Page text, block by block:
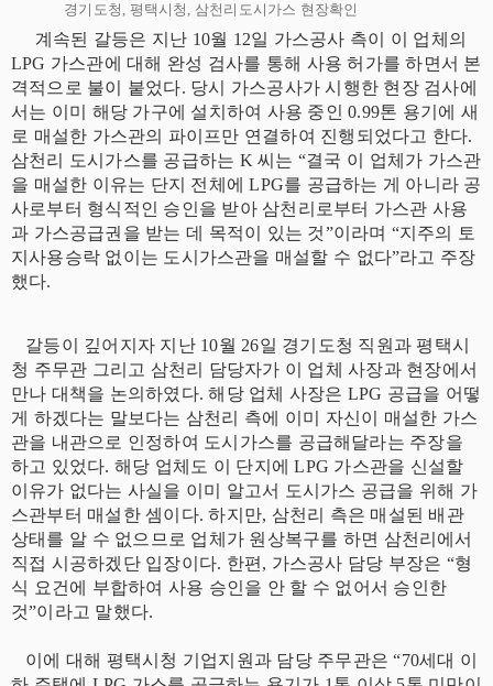
경기도청, 평택시청, 삼천리도시가스 현장확인
계속된 갈등은 지난 10월 12일 가스공사 측이 이 업체의
LPG 가스관에 대해 완성 검사를 통해 사용 허가를 하면서 본
격적으로 불이 붙었다. 당시 가스공사가 시행한 현장 검사에
서는 이미 해당 가구에 설치하여 사용 중인 0.99톤 용기에 새
로 매설한 가스관의 파이프만 연결하여 진행되었다고 한다.
삼천리 도시가스를 공급하는 K 씨는 “결국 이 업체가 가스관
을 매설한 이유는 단지 전체에 LPG를 공급하는 게 아니라 공
사로부터 형식적인 승인을 받아 삼천리로부터 가스관 사용
과 가스공급권을 받는 데 목적이 있는 것”이라며 “지주의 토
지사용승락 없이는 도시가스관을 매설할 수 없다”라고 주장
했다.
갈등이 깊어지자 지난 10월 26일 경기도청 직원과 평택시
청 주무관 그리고 삼천리 담당자가 이 업체 사장과 현장에서
만나 대책을 논의하였다. 해당 업체 사장은 LPG 공급을 어떻
게 하겠다는 말보다는 삼천리 측에 이미 자신이 매설한 가스
관을 내관으로 인정하여 도시가스를 공급해달라는 주장을
하고 있었다. 해당 업체도 이 단지에 LPG 가스관을 신설할
이유가 없다는 사실을 이미 알고서 도시가스 공급을 위해 가
스관부터 매설한 셈이다. 하지만, 삼천리 측은 매설된 배관
상태를 알 수 없으므로 업체가 원상복구를 하면 삼천리에서
직접 시공하겠단 입장이다. 한편, 가스공사 담당 부장은 “형
식 요건에 부합하여 사용 승인을 안 할 수 없어서 승인한
것”이라고 말했다.
이에 대해 평택시청 기업지원과 담당 주무관은 “70세대 이